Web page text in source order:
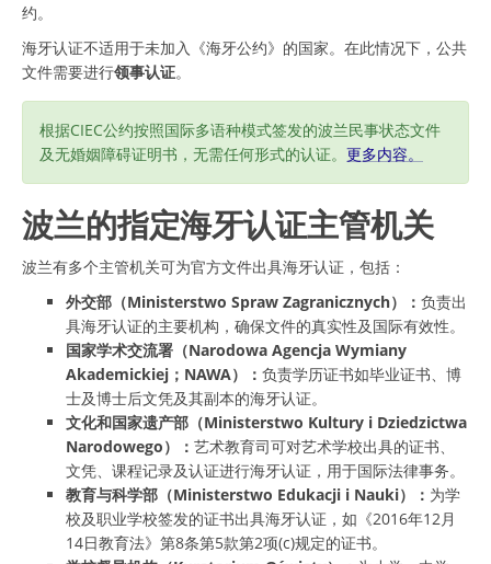
约。
海牙认证不适用于未加入《海牙公约》的国家。在此情况下，公共
文件需要进行领事认证。
根据CIEC公约按照国际多语种模式签发的波兰民事状态文件
及无婚姻障碍证明书，无需任何形式的认证。 更多内容。
波兰的指定海牙认证主管机关
波兰有多个主管机关可为官方文件出具海牙认证，包括：
外交部（Ministerstwo Spraw Zagranicznych）： 负责出
具海牙认证的主要机构，确保文件的真实性及国际有效性。
国家学术交流署（Narodowa Agencja Wymiany
Akademickiej；NAWA）： 负责学历证书如毕业证书、博
士及博士后文凭及其副本的海牙认证。
文化和国家遗产部（Ministerstwo Kultury i Dziedzictwa
Narodowego）： 艺术教育司可对艺术学校出具的证书、
文凭、课程记录及认证进行海牙认证，用于国际法律事务。
教育与科学部（Ministerstwo Edukacji i Nauki）： 为学
校及职业学校签发的证书出具海牙认证，如《2016年12月
14日教育法》第8条第5款第2项(c)规定的证书。